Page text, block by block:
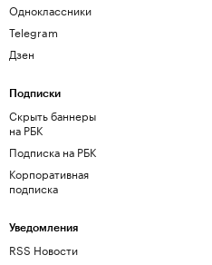
Одноклассники
Telegram
Дзен
Подписки
Скрыть баннеры
на РБК
Подписка на РБК
Корпоративная
подписка
Уведомления
RSS Новости